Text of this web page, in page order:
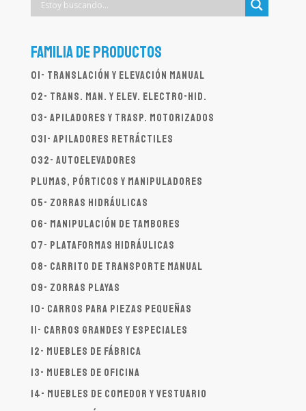
Familia de productos
01- Translación y elevación manual
02- Trans. man. y elev. electro-hid.
03- Apiladores y trasp. motorizados
031- Apiladores Retráctiles
032- Autoelevadores
Plumas, Pórticos y Manipuladores
05- Zorras hidráulicas
06- Manipulación de tambores
07- Plataformas hidráulicas
08- Carrito de transporte manual
09- Zorras playas
10- Carros para piezas pequeñas
11- Carros grandes y especiales
12- Muebles de fábrica
13- Muebles de oficina
14- Muebles de comedor y vestuario